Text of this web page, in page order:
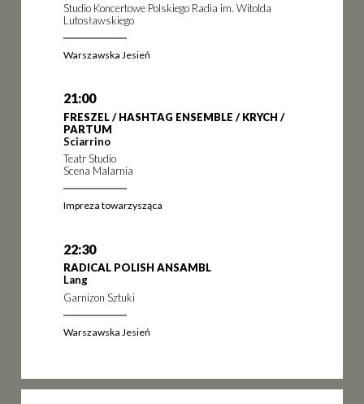
Studio Koncertowe Polskiego Radia im. Witolda
Lutosławskiego
Warszawska Jesień
21:00
FRESZEL / HASHTAG ENSEMBLE / KRYCH /
PARTUM
Sciarrino
Teatr Studio
Scena Malarnia
Impreza towarzysząca
22:30
RADICAL POLISH ANSAMBL
Lang
Garnizon Sztuki
Warszawska Jesień